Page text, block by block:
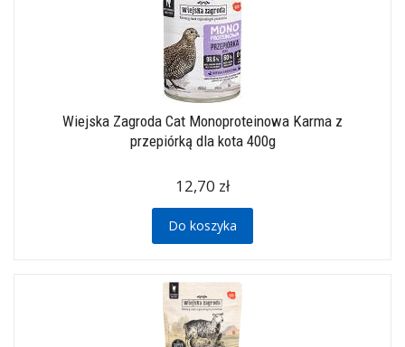
Wiejska Zagroda Cat Monoproteinowa Karma z
przepiórką dla kota 400g
12,70 zł
Do koszyka